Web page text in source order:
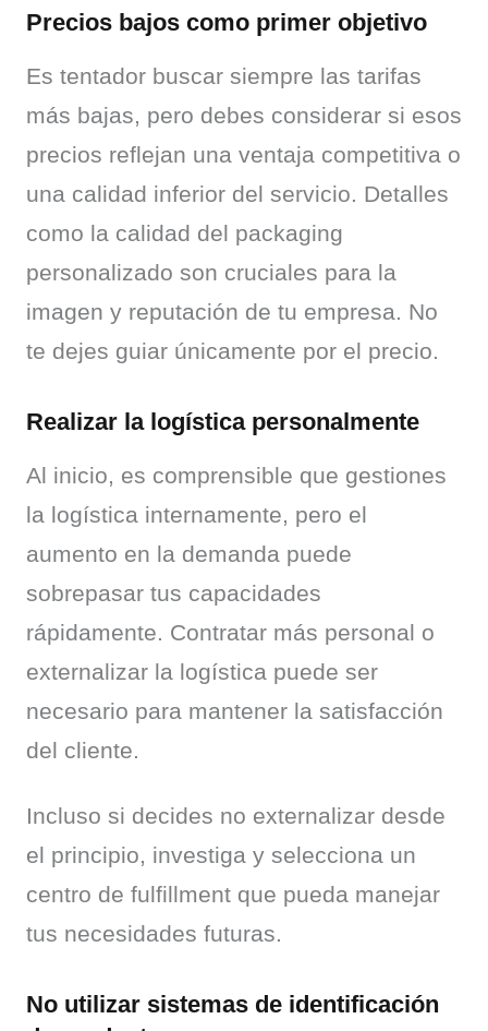
Precios bajos como primer objetivo
Es tentador buscar siempre las tarifas
más bajas, pero debes considerar si esos
precios reflejan una ventaja competitiva o
una calidad inferior del servicio. Detalles
como la calidad del packaging
personalizado son cruciales para la
imagen y reputación de tu empresa. No
te dejes guiar únicamente por el precio.
Realizar la logística personalmente
Al inicio, es comprensible que gestiones
la logística internamente, pero el
aumento en la demanda puede
sobrepasar tus capacidades
rápidamente. Contratar más personal o
externalizar la logística puede ser
necesario para mantener la satisfacción
del cliente.
Incluso si decides no externalizar desde
el principio, investiga y selecciona un
centro de fulfillment que pueda manejar
tus necesidades futuras.
No utilizar sistemas de identificación